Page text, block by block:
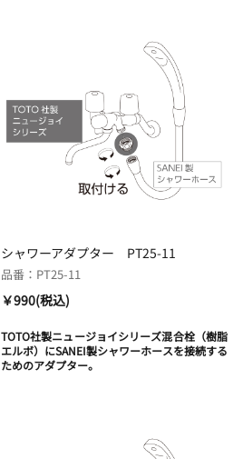
シャワーアダプター PT25-11
品番：PT25-11
￥990(税込)
TOTO社製ニュージョイシリーズ混合栓（樹脂
エルボ）にSANEI製シャワーホースを接続する
ためのアダプター。